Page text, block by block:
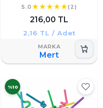
5.0 (2)
216,00 TL
2,16 TL / Adet
Mert
%10